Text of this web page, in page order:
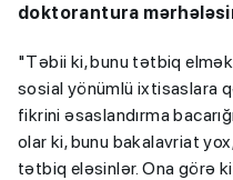
doktorantura
"Təbii ki, bunu tətbiq
sosial yönümlü ixtisaslara
fikrini əsaslandırma
olar ki, bunu bakalavriat
tətbiq eləsinlər. Ona görə